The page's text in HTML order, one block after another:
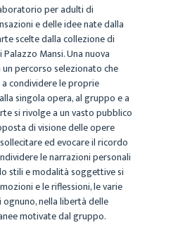
per adulti di
e delle idee nate dalla
scelte dalla collezione di
Mansi. Una nuova
percorso selezionato che
condividere le proprie
singola opera, al gruppo e a
si rivolge a un vasto pubblico
di visione delle opere
ed evocare il ricordo
le narrazioni personali
stili e modalità soggettive si
e le riflessioni, le varie
nella libertà delle
motivate dal gruppo.